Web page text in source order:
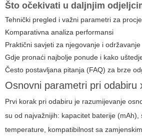
Što očekivati u daljnjim
Tehnički pregled i važni parametri za
Komparativna analiza performansi
Praktični savjeti za njegovanje i održavanje
Gdje pronaći najbolje ponude i kako
Često postavljana pitanja (FAQ) za brze
Osnovni parametri pri odabiru
Prvi korak pri odabiru je razumijevanje
su od najvažnijih: kapacitet baterije (mAh),
temperature, kompatibilnost sa